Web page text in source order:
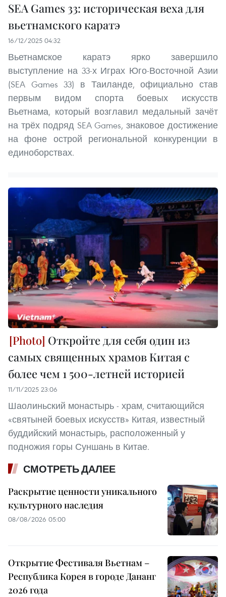
SEA Games 33: историческая веха для
вьетнамского каратэ
16/12/2025 04:32
Вьетнамское каратэ ярко завершило
выступление на 33-х Играх Юго-Восточной Азии
(SEA Games 33) в Таиланде, официально став
первым видом спорта боевых искусств
Вьетнама, который возглавил медальный зачёт
на трёх подряд SEA Games, знаковое достижение
на фоне острой региональной конкуренции в
единоборствах.
Откройте для себя один из
самых священных храмов Китая с
более чем 1 500-летней историей
11/11/2025 23:06
Шаолиньский монастырь - храм, считающийся
«святыней боевых искусств» Китая, известный
буддийский монастырь, расположенный у
подножия горы Суншань в Китае.
СМОТРЕТЬ ДАЛЕЕ
Раскрытие ценности уникального
культурного наследия
08/08/2026 05:00
Открытие Фестиваля Вьетнам –
Республика Корея в городе Дананг
2026 года